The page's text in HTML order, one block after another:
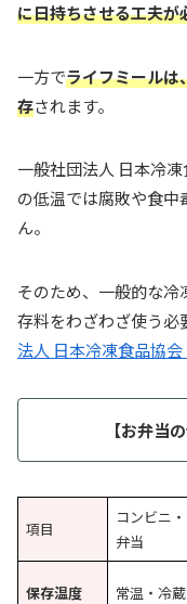
に日持ちさせる工夫が
一方でライフミールは
存されます。
一般社団法人 日本冷
の低温では腐敗や食
ん。
そのため、一般的な
存料をわざわざ使う必
法人 日本冷凍食品協会
【お弁当
項目
コンビニ
弁当
保存温度 常温・冷蔵